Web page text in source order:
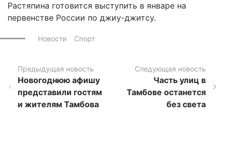
Растяпина готовится выступить в январе на
первенстве России по джиу-джитсу.
Новости Спорт
Предыдущая новость
Новогоднюю афишу
представили гостям
и жителям Тамбова
Следующая новость
Часть улиц в
Тамбове останется
без света